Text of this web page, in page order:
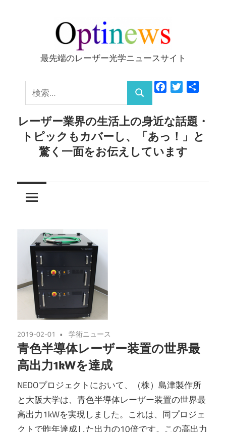
ッ
Optinews
最先端のレーザー光学ニュースサイト
索:
検
索
FacebookTwitter
レーザー業界の生活上の身近な話題・
トピックもカバーし、「あっ！」と
驚く一面をお伝えしています
2019-02-01 学術ニュース
青色半導体レーザー装置の世界最
高出力1kWを達成
NEDOプロジェクトにおいて、（株）島津製作所
と大阪大学は、青色半導体レーザー装置の世界最
高出力1kWを実現しました。これは、同プロジェ
クトで昨年達成した出力の10倍です。この高出力